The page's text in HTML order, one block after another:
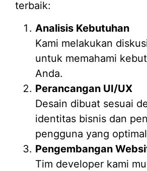
terbaik:
Analisis Kebutuhan
Kami melakukan
untuk memahami
Anda.
Perancangan UI/UX
Desain dibuat sesuai
identitas bisnis dan
pengguna yang
Pengembangan
Tim developer kami